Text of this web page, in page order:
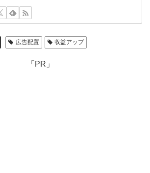
広告配置 収益アップ
「PR」